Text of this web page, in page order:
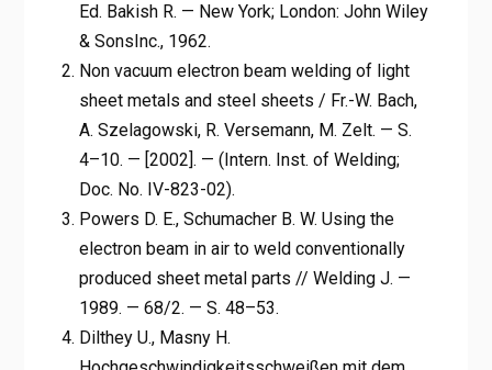
Ed. Bakish R. — New York; London: John Wiley
& SonsInc., 1962.
Non vacuum electron beam welding of light
sheet metals and steel sheets / Fr.-W. Bach,
A. Szelagowski, R. Versemann, M. Zelt. — S.
4–10. — [2002]. — (Intern. Inst. of Welding;
Doc. No. IV-823-02).
Powers D. E., Schumacher B. W. Using the
electron beam in air to weld conventionally
produced sheet metal parts // Welding J. —
1989. — 68/2. — S. 48–53.
Dilthey U., Masny H.